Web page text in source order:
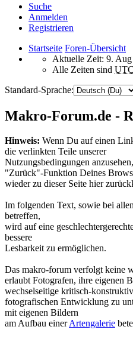
Suche
Anmelden
Registrieren
Startseite Foren-Übersicht
Aktuelle Zeit: 9.
Alle Zeiten sind
Standard-Sprache:
Makro-Forum.de -
Hinweis: Wenn Du auf einen
die verlinkten Teile unserer
Nutzungsbedingungen
"Zurück"-Funktion Deines
wieder zu dieser Seite hier
Im folgenden Text, sowie bei
betreffen,
wird auf eine
bessere
Lesbarkeit zu ermöglichen.
Das makro-forum verfolgt keine
erlaubt Fotografen, ihre eigenen
wechselseitige kritisch-
fotografischen Entwicklung zu
mit eigenen Bildern
am Aufbau einerArtengalerie